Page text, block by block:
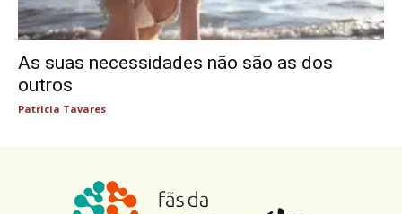
As suas necessidades não são as dos
outros
Patricia Tavares